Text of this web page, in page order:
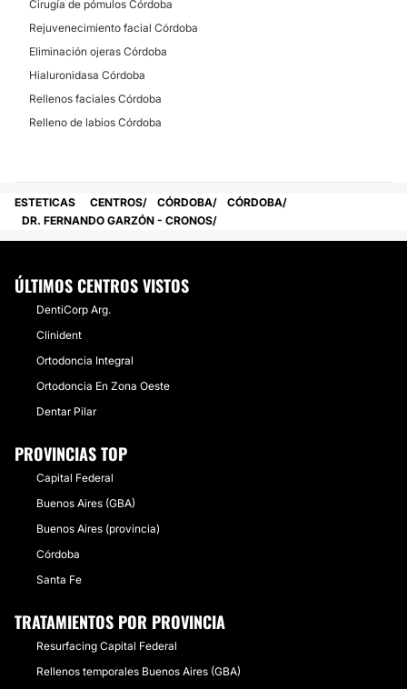
Cirugía de pómulos Córdoba
Rejuvenecimiento facial Córdoba
Eliminación ojeras Córdoba
Hialuronidasa Córdoba
Rellenos faciales Córdoba
Relleno de labios Córdoba
ESTETICAS CENTROS CÓRDOBA
CÓRDOBA
DR. FERNANDO GARZÓN - CRONOS
ÚLTIMOS CENTROS VISTOS
DentiCorp Arg.
Clinident
Ortodoncia Integral
Ortodoncia En Zona Oeste
Dentar Pilar
PROVINCIAS TOP
Capital Federal
Buenos Aires (GBA)
Buenos Aires (provincia)
Córdoba
Santa Fe
TRATAMIENTOS POR PROVINCIA
Resurfacing Capital Federal
Rellenos temporales Buenos Aires (GBA)